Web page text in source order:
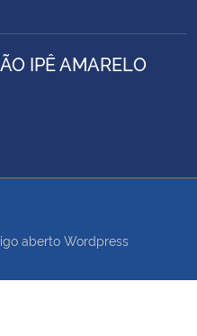
IPÊ AMARELO
aberto Wordpress